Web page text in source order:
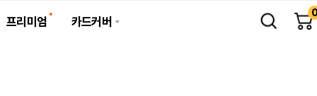
프리미엄 카드커버